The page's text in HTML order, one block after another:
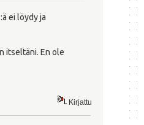
ei löydy ja
itseltäni. En ole
Kirjattu